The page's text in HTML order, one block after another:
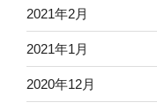
2021年2月
2021年1月
2020年12月